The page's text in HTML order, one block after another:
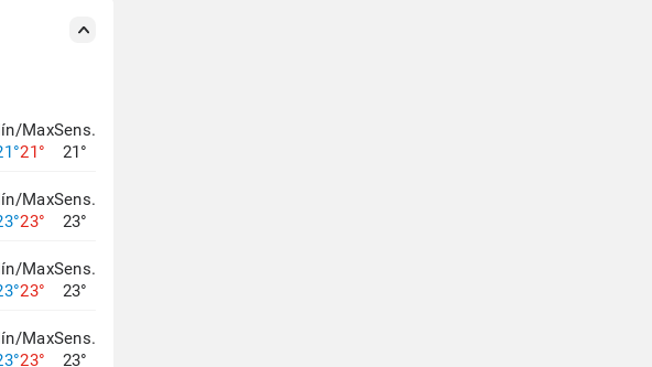
Max
21°
Sens.
21°
Max
23°
Sens.
23°
Max
23°
Sens.
23°
Max
23°
Sens.
23°